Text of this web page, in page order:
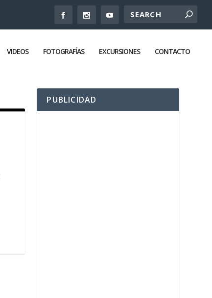
VIDEOS FOTOGRAFÍAS EXCURSIONES CONTACTO
PUBLICIDAD